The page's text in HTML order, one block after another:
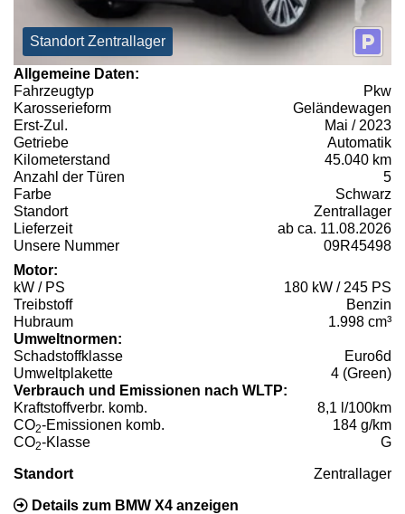
Standort Zentrallager
Allgemeine Daten:
Fahrzeugtyp
Pkw
Karosserieform
Geländewagen
Erst-Zul.
Mai / 2023
Getriebe
Automatik
Kilometerstand
45.040 km
Anzahl der Türen
5
Farbe
Schwarz
Standort
Zentrallager
Lieferzeit
ab ca. 11.08.2026
Unsere Nummer
09R45498
Motor:
kW / PS
180 kW / 245 PS
Treibstoff
Benzin
Hubraum
1.998 cm³
Umweltnormen:
Schadstoffklasse
Euro6d
Umweltplakette
4 (Green)
Verbrauch und Emissionen nach WLTP:
Kraftstoffverbr. komb.
8,1 l/100km
CO2-Emissionen komb.
184 g/km
CO2-Klasse G
Standort Zentrallager
Details zum BMW X4 anzeigen